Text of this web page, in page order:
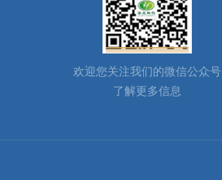
欢迎您关注我们的微信公众号
了解更多信息